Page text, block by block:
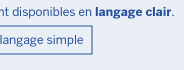
disponibles en langage clair.
simple